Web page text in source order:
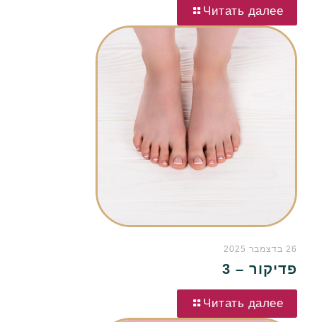
Читать далее
26 בדצמבר 2025
פדיקור – 3
Читать далее